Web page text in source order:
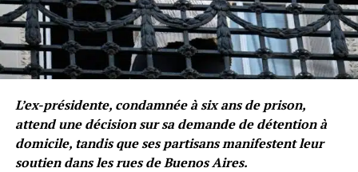
L’ex-présidente, condamnée à six ans de prison,
attend une décision sur sa demande de détention à
domicile, tandis que ses partisans manifestent leur
soutien dans les rues de Buenos Aires.